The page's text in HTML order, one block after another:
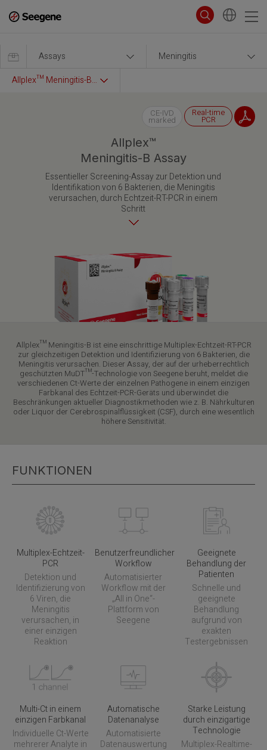
Assays
Meningitis
Allplex™ Meningitis-B Assay
Real-time
PCR
CE-IVD
marked
Allplex™
Meningitis-B Assay
Essentieller Screening-Assay zur Detektion und
Identifikation von 6 Bakterien, die Meningitis
verursachen, durch Echtzeit-RT-PCR in einem
Schritt
Allplex™ Meningitis-B ist eine einschrittige Multiplex-Echtzeit-RT-PCR
zur gleichzeitigen Detektion und Identifizierung von 6 Bakterien, die
Meningitis verursachen. Dieser Assay, der auf der urheberrechtlich
geschützten MuDT™-Technologie von Seegene beruht, meldet die
verschiedenen Ct-Werte der einzelnen Pathogene in einem einzigen
Farbkanal des Echtzeit-PCR-Geräts und überwindet die
Beschränkungen aktueller Diagnostikmethoden wie z. B. Nährkulturen
oder Liquor der Cerebrospinalflüssigkeit (CSF), durch eine wesentlich
höhere Sensitivität.
FUNKTIONEN
Multiplex-Echtzeit-
PCR
Detektion und
Identifizierung von
6 Viren, die
Meningitis
verursachen, in
einer einzigen
Reaktion
Benutzerfreundlicher
Workflow
Automatisierter
Workflow mit der
„All in One“-
Plattform von
Seegene
Geeignete
Behandlung der
Patienten
Schnelle und
geeignete
Behandlung
aufgrund von
exakten
Testergebnissen
Multi-Ct in einem
einzigen Farbkanal
Individuelle Ct-Werte
mehrerer Analyte in
Automatische
Datenanalyse
Automatisierte
Datenauswertung
Starke Leistung
durch einzigartige
Technologie
Multiplex-Realtime-